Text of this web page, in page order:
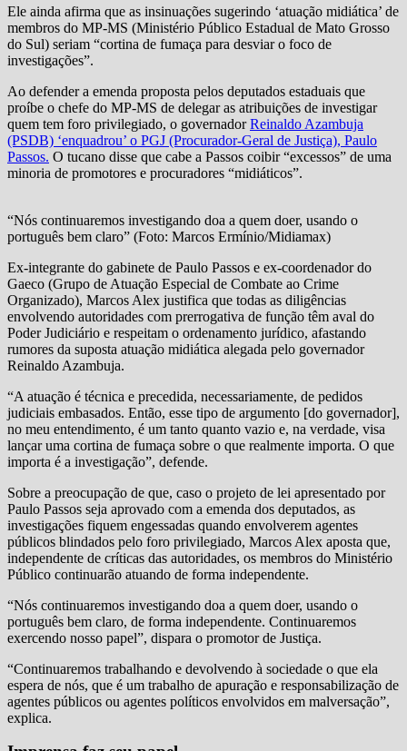
Ele ainda afirma que as insinuações sugerindo ‘atuação midiática’ de
membros do MP-MS (Ministério Público Estadual de Mato Grosso
do Sul) seriam “cortina de fumaça para desviar o foco de
investigações”.
Ao defender a emenda proposta pelos deputados estaduais que
proíbe o chefe do MP-MS de delegar as atribuições de investigar
quem tem foro privilegiado, o governadorReinaldo Azambuja
(PSDB) ‘enquadrou’ o PGJ (Procurador-Geral de Justiça), Paulo
Passos. O tucano disse que cabe a Passos coibir “excessos” de uma
minoria de promotores e procuradores “midiáticos”.
“Nós continuaremos investigando doa a quem doer, usando o
português bem claro” (Foto: Marcos Ermínio/Midiamax)
Ex-integrante do gabinete de Paulo Passos e ex-coordenador do
Gaeco (Grupo de Atuação Especial de Combate ao Crime
Organizado), Marcos Alex justifica que todas as diligências
envolvendo autoridades com prerrogativa de função têm aval do
Poder Judiciário e respeitam o ordenamento jurídico, afastando
rumores da suposta atuação midiática alegada pelo governador
Reinaldo Azambuja.
“A atuação é técnica e precedida, necessariamente, de pedidos
judiciais embasados. Então, esse tipo de argumento [do governador],
no meu entendimento, é um tanto quanto vazio e, na verdade, visa
lançar uma cortina de fumaça sobre o que realmente importa. O que
importa é a investigação”, defende.
Sobre a preocupação de que, caso o projeto de lei apresentado por
Paulo Passos seja aprovado com a emenda dos deputados, as
investigações fiquem engessadas quando envolverem agentes
públicos blindados pelo foro privilegiado, Marcos Alex aposta que,
independente de críticas das autoridades, os membros do Ministério
Público continuarão atuando de forma independente.
“Nós continuaremos investigando doa a quem doer, usando o
português bem claro, de forma independente. Continuaremos
exercendo nosso papel”, dispara o promotor de Justiça.
“Continuaremos trabalhando e devolvendo à sociedade o que ela
espera de nós, que é um trabalho de apuração e responsabilização de
agentes públicos ou agentes políticos envolvidos em malversação”,
explica.